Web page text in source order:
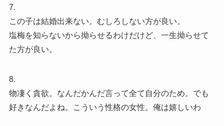
7.
この子は結婚出来ない。むしろしない方が良い。
塩梅を知らないから拗らせるわけだけど、一生拗らせて
た方が良い。
8.
物凄く貪欲。なんだかんだ言って全て自分のため。でも
好きなんだよね。こういう性格の女性。俺は嬉しいわ